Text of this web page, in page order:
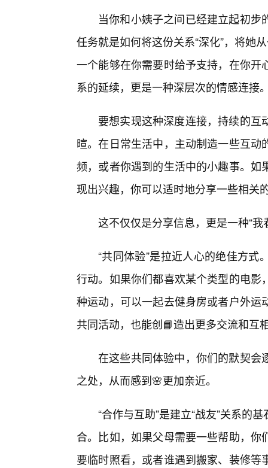
当你和小姨子之间已经建立起初
任务就是如何将这份关系“深化”，将她
一个能够在你需要时给予支持，在你
系的延续，更是一种深层次的情感连接
要想实现这种深度连接，持续的
暄。在日常生活中，主动制造一些互
频，或者你遇到的生活中的小趣事。
现出兴趣，你可以适时地分享一些相关
这不仅仅是分享信息，更是一种“
“共同体验”是拉近人心的绝佳方
行动。如果你们都喜欢某个类型的电
种运动，可以一起去健身房或者户外
共同活动，也能创📘造出更多交流和互
在这些共同体验中，你们的默契会
之处，从而感到🌸更加亲近。
“合作与互助”是建立“战友”关系的
合。比如，如果父母需要一些帮助，
要临时照看，或者谁遇到搬家、装修